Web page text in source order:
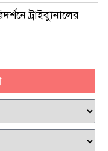
ট্রাইব্যুনালের